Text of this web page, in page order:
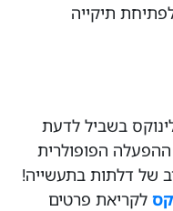
תיקייה
בשביל לדעת
הפופולרית
של דלתות בתעשייה!
לקריאת פרטים